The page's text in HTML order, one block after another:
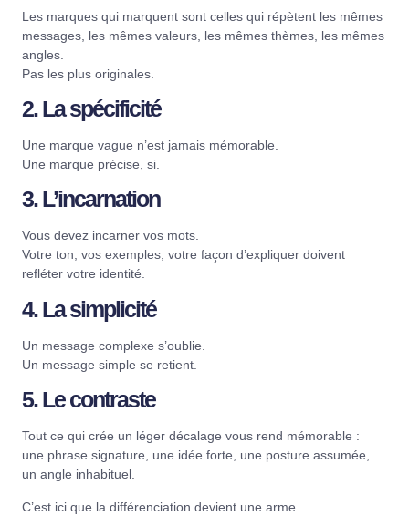
Les marques qui marquent sont celles qui répètent les mêmes
messages, les mêmes valeurs, les mêmes thèmes, les mêmes
angles.
Pas les plus originales.
2. La spécificité
Une marque vague n’est jamais mémorable.
Une marque précise, si.
3. L’incarnation
Vous devez incarner vos mots.
Votre ton, vos exemples, votre façon d’expliquer doivent
refléter votre identité.
4. La simplicité
Un message complexe s’oublie.
Un message simple se retient.
5. Le contraste
Tout ce qui crée un léger décalage vous rend mémorable :
une phrase signature, une idée forte, une posture assumée,
un angle inhabituel.
C’est ici que la différenciation devient une arme.